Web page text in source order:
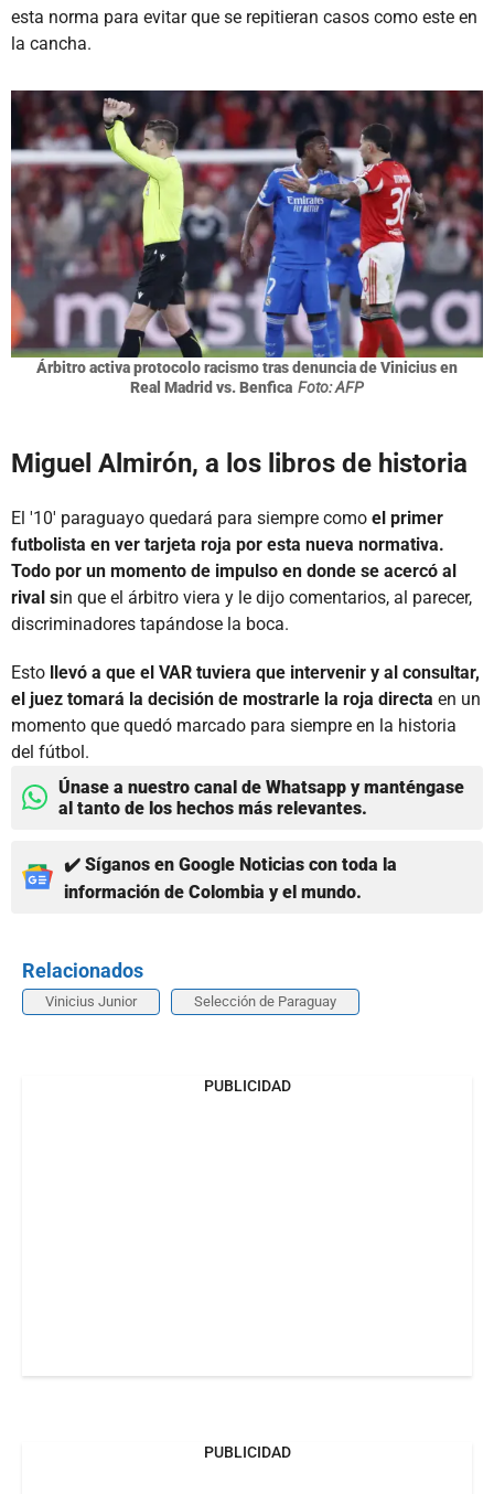
esta norma para evitar que se repitieran casos como este en
la cancha.
Árbitro activa protocolo racismo tras denuncia de Vinicius en
Real Madrid vs. Benfica Foto: AFP
Miguel Almirón, a los libros de historia
El '10' paraguayo quedará para siempre como el primer
futbolista en ver tarjeta roja por esta nueva normativa.
Todo por un momento de impulso en donde se acercó al
rival sin que el árbitro viera y le dijo comentarios, al parecer,
discriminadores tapándose la boca.
Esto llevó a que el VAR tuviera que intervenir y al consultar,
el juez tomará la decisión de mostrarle la roja directa en un
momento que quedó marcado para siempre en la historia
del fútbol.
Únase a nuestro canal de Whatsapp y manténgase
al tanto de los hechos más relevantes.
✔️ Síganos en Google Noticias con toda la
información de Colombia y el mundo.
Relacionados
Vinicius Junior Selección de Paraguay
PUBLICIDAD
PUBLICIDAD